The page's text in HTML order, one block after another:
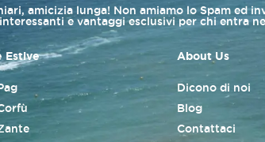
amicizia lunga! Non amiamo lo Spam ed
interessanti e vantaggi esclusivi per chi entra
Estive About Us
Dicono di noi
Blog
Contattaci